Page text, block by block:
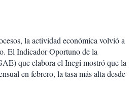
la actividad económica volvió a
El Indicador Oportuno de la
que elabora el Inegi mostró que la
en febrero, la tasa más alta desde